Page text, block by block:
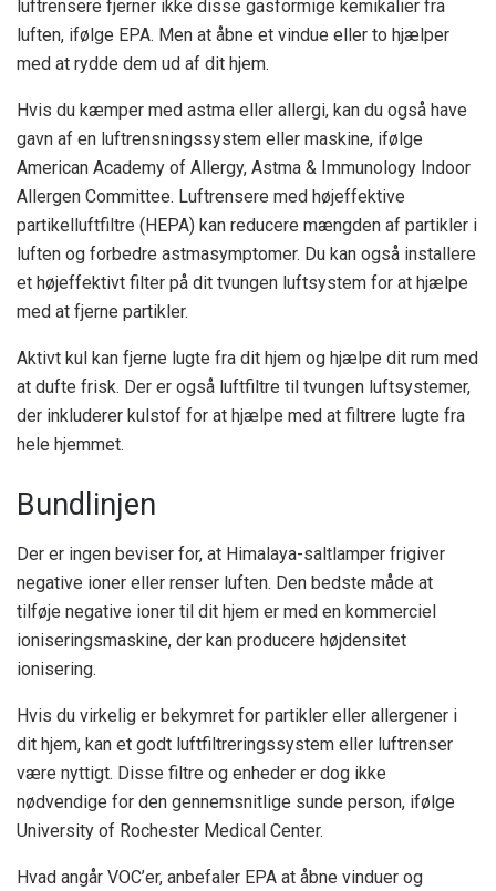
luftrensere fjerner ikke disse gasformige kemikalier fra
luften, ifølge EPA. Men at åbne et vindue eller to hjælper
med at rydde dem ud af dit hjem.
Hvis du kæmper med astma eller allergi, kan du også have
gavn af en luftrensningssystem eller maskine, ifølge
American Academy of Allergy, Astma & Immunology Indoor
Allergen Committee. Luftrensere med højeffektive
partikelluftfiltre (HEPA) kan reducere mængden af ​​partikler i
luften og forbedre astmasymptomer. Du kan også installere
et højeffektivt filter på dit tvungen luftsystem for at hjælpe
med at fjerne partikler.
Aktivt kul kan fjerne lugte fra dit hjem og hjælpe dit rum med
at dufte frisk. Der er også luftfiltre til tvungen luftsystemer,
der inkluderer kulstof for at hjælpe med at filtrere lugte fra
hele hjemmet.
Bundlinjen
Der er ingen beviser for, at Himalaya-saltlamper frigiver
negative ioner eller renser luften. Den bedste måde at
tilføje negative ioner til dit hjem er med en kommerciel
ioniseringsmaskine, der kan producere højdensitet
ionisering.
Hvis du virkelig er bekymret for partikler eller allergener i
dit hjem, kan et godt luftfiltreringssystem eller luftrenser
være nyttigt. Disse filtre og enheder er dog ikke
nødvendige for den gennemsnitlige sunde person, ifølge
University of Rochester Medical Center.
Hvad angår VOC’er, anbefaler EPA at åbne vinduer og